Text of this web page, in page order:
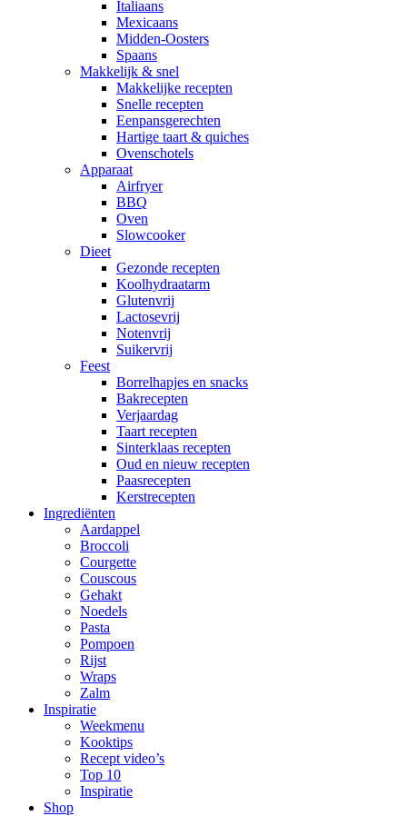
Italiaans
Mexicaans
Midden-Oosters
Spaans
Makkelijk & snel
Makkelijke recepten
Snelle recepten
Eenpansgerechten
Hartige taart & quiches
Ovenschotels
Apparaat
Airfryer
BBQ
Oven
Slowcooker
Dieet
Gezonde recepten
Koolhydraatarm
Glutenvrij
Lactosevrij
Notenvrij
Suikervrij
Feest
Borrelhapjes en snacks
Bakrecepten
Verjaardag
Taart recepten
Sinterklaas recepten
Oud en nieuw recepten
Paasrecepten
Kerstrecepten
Ingrediënten
Aardappel
Broccoli
Courgette
Couscous
Gehakt
Noedels
Pasta
Pompoen
Rijst
Wraps
Zalm
Inspiratie
Weekmenu
Kooktips
Recept video’s
Top 10
Inspiratie
Shop